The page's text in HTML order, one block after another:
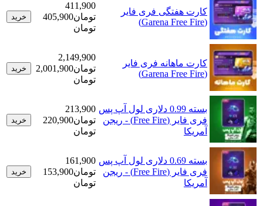
کارت هفتگی فری‌ فایر
(Garena Free Fire)
411,900
تومان
405,900
خرید
کارت ماهانه فری‌ فایر
(Garena Free Fire)
2,149,900
تومان
2,001,900
خرید
بسته 0.99 دلاری لول آپ پس
فری فایر (Free Fire) - ریجن
آمریکا
213,900
تومان220,900
خرید
بسته 0.69 دلاری لول آپ پس
فری فایر (Free Fire) - ریجن
آمریکا
161,900
تومان153,900
خرید